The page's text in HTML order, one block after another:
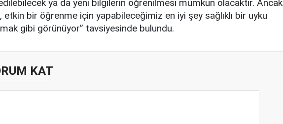
ya da yeni bilgilerin öğrenilmesi mümkün olacaktır. Ancak
etkin bir öğrenme için yapabileceğimiz en iyi şey sağlıklı bir uyku
gibi görünüyor” tavsiyesinde bulundu.
KAT